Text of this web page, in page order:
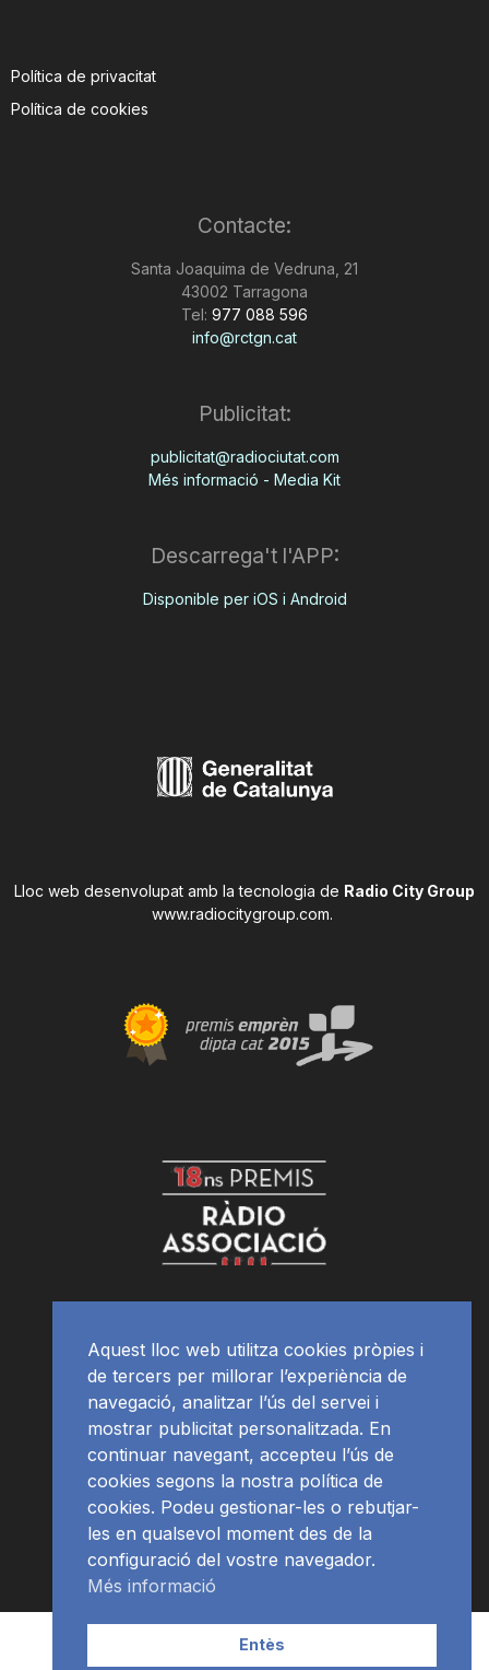
Política de privacitat
Política de cookies
Contacte:
Santa Joaquima de Vedruna, 21
43002 Tarragona
Tel: 977 088 596
info@rctgn.cat
Publicitat:
publicitat@radiociutat.com
Més informació - Media Kit
Descarrega't l'APP:
Disponible per iOS i Android
Lloc web desenvolupat amb la tecnologia de Radio City Group
www.radiocitygroup.com.
APP Programació
Aquest lloc web utilitza cookies pròpies i
de tercers per millorar l’experiència de
navegació, analitzar l’ús del servei i
mostrar publicitat personalitzada. En
continuar navegant, accepteu l’ús de
cookies segons la nostra política de
cookies. Podeu gestionar-les o rebutjar-
les en qualsevol moment des de la
configuració del vostre navegador.
Més informació
Entès